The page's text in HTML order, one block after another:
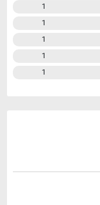
1
1
1
1
1